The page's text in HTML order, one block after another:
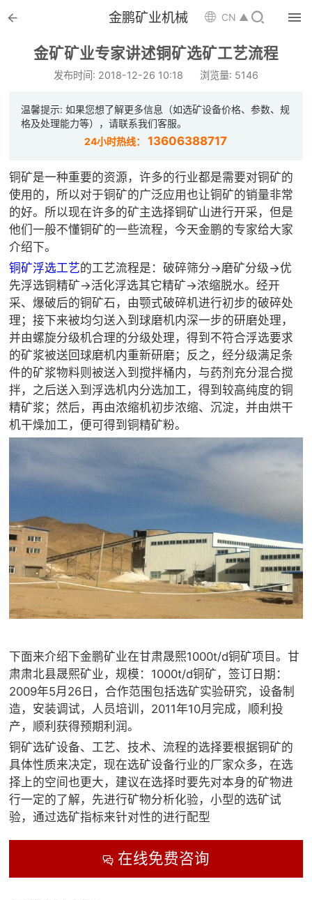
 金鹏矿业机械 CN ▲ 
金矿矿业专家讲述铜矿选矿工艺流程
发布时间: 2018-12-26 10:18 浏览量: 5146
温馨提示: 如果您想了解更多信息（如选矿设备价格、参数、规
格及处理能力等），请联系我们客服。
24小时热线：13606388717
铜矿是一种重要的资源，许多的行业都是需要对铜矿的
使用的，所以对于铜矿的广泛应用也让铜矿的销量非常
的好。所以现在许多的矿主选择铜矿山进行开采，但是
他们一般不懂铜矿的一些流程，今天金鹏的专家给大家
介绍下。
铜矿浮选工艺的工艺流程是：破碎筛分→磨矿分级→优
先浮选铜精矿→活化浮选其它精矿→浓缩脱水。经开
采、爆破后的铜矿石，由颚式破碎机进行初步的破碎处
理；接下来被均匀送入到球磨机内深一步的研磨处理，
并由螺旋分级机合理的分级处理，得到不符合浮选要求
的矿浆被送回球磨机内重新研磨；反之，经分级满足条
件的矿浆物料则被送入到搅拌桶内，与药剂充分混合搅
拌，之后送入到浮选机内分选加工，得到较高纯度的铜
精矿浆；然后，再由浓缩机初步浓缩、沉淀，并由烘干
机干燥加工，便可得到铜精矿粉。
下面来介绍下金鹏矿业在甘肃晟熙1000t/d铜矿项目。甘
肃肃北县晟熙矿业，规模：1000t/d铜矿，签订日期：
2009年5月26日，合作范围包括选矿实验研究，设备制
造，安装调试，人员培训，2011年10月完成，顺利投
产，顺利获得预期利润。
铜矿选矿设备、工艺、技术、流程的选择要根据铜矿的
具体性质来决定，现在选矿设备行业的厂家众多，在选
择上的空间也更大，建议在选择时要先对本身的矿物进
行一定的了解，先进行矿物分析化验，小型的选矿试
验，通过选矿指标来针对性的进行配型
在线免费咨询
 首页
 选矿设备
 配件耗材

 选矿总包
 案例中心
 新闻中心
 矿山设计院
 选矿实验室
 关于金鹏
企业文化